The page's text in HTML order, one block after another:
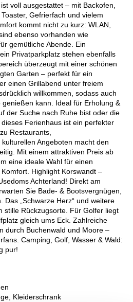
voll ausgestattet – mit Backofen,
Gefrierfach und vielem
kommt nicht zu kurz: WLAN,
ebenso vorhanden wie
gemütliche Abende. Ein
Privatparkplatz stehen ebenfalls
überzeugt mit einer schönen
Garten – perfekt für ein
einen Grillabend unter freiem
willkommen, sodass auch
kann. Ideal für Erholung &
der Suche nach Ruhe bist oder die
Ferienhaus ist ein perfekter
Restaurants,
Angeboten macht den
Mit einem attraktiven Preis ab
eine ideale Wahl für einen
Highlight Korswandt –
Achterland! Direkt am
Sie Bade- & Bootsvergnügen,
Das „Schwarze Herz“ und weitere
stille Rückzugsorte. Für Golfer liegt
gleich ums Eck. Zahlreiche
durch Buchenwald und Moore –
Camping, Golf, Wasser & Wald:
pur!
Kleiderschrank